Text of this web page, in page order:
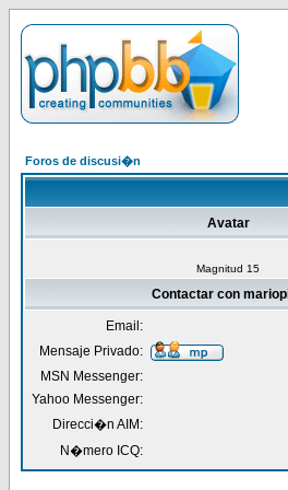
Foros de discusi�n
Avatar
Magnitud 15
Contactar con
Email:
Mensaje Privado:
MSN Messenger:
Yahoo Messenger:
Direcci�n AIM:
N�mero ICQ: